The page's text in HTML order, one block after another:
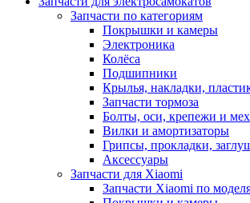
Запчасти по категориям
Покрышки и камеры
Электроника
Колёса
Подшипники
Крылья, накладки,
Запчасти тормоза
Болты, оси, крепежи и
Вилки и амортизаторы
Грипсы, прокладки,
Аксессуары
Запчасти для Xiaomi
Запчасти Xiaomi по